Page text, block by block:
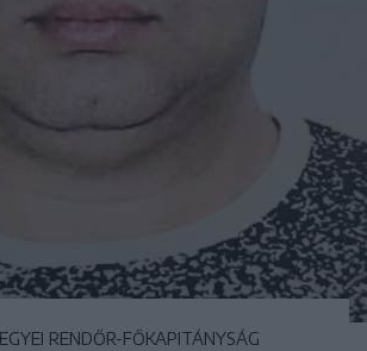
RENDŐR-FŐKAPITÁNYSÁG